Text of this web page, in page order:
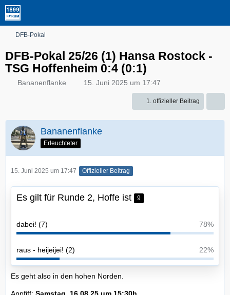
DFB-Pokal
DFB-Pokal 25/26 (1) Hansa Rostock -
TSG Hoffenheim 0:4 (0:1)
Bananenflanke 15. Juni 2025 um 17:47
1. offizieller Beitrag
Bananenflanke
Erleuchteter
15. Juni 2025 um 17:47 Offizieller Beitrag
Es gilt für Runde 2, Hoffe ist 9
dabei! (7) 78%
raus - heijeijei! (2) 22%
Es geht also in den hohen Norden.